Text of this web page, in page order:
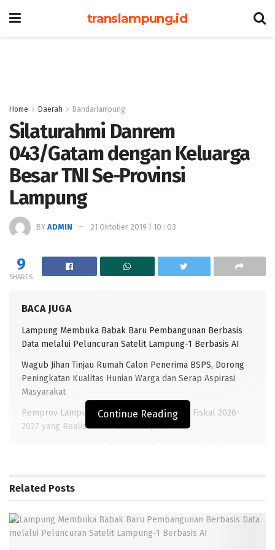
translampung.id
Home Daerah Bandarlampung
Silaturahmi Danrem
043/Gatam dengan Keluarga
Besar TNI Se-Provinsi
Lampung
BY ADMIN 21 Oktober 2019 | 10 : 03
9
SHARES
BACA JUGA
Lampung Membuka Babak Baru Pembangunan Berbasis
Data melalui Peluncuran Satelit Lampung-1 Berbasis AI
Wagub Jihan Tinjau Rumah Calon Penerima BSPS, Dorong
Peningkatan Kualitas Hunian Warga dan Serap Aspirasi
Masyarakat
Pemprov Lampung Siapkan Arah Kebijakan Fiskal 2026-
2027 yang Realistis dan Berkelanjutan
Pemprov Lampung Dukung Penuh Lampung Financial
Ahmad Yani berlangsung kegiatan Silaturahmi Danrem
043/Gatam Kolonel Inf Taufiq Hanafi dengan Organisasi
Continue Reading
Related Posts